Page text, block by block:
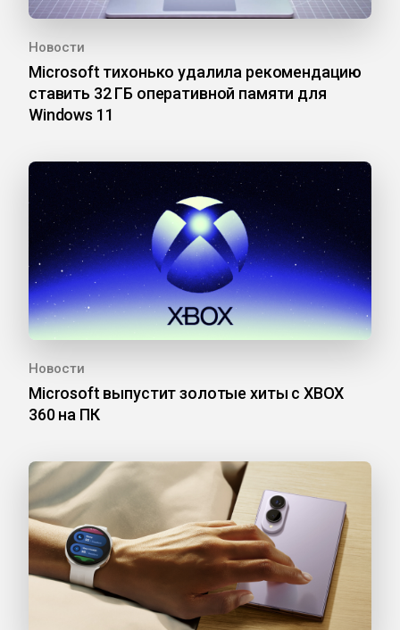
Новости
Microsoft тихонько удалила рекомендацию
ставить 32 ГБ оперативной памяти для
Windows 11
Новости
Microsoft выпустит золотые хиты с XBOX
360 на ПК